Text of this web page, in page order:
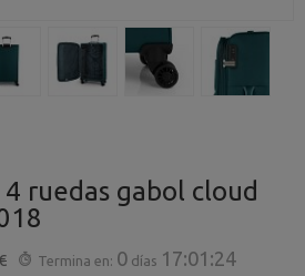
ruedas gabol cloud
Termina en: 0 días 17:01:24